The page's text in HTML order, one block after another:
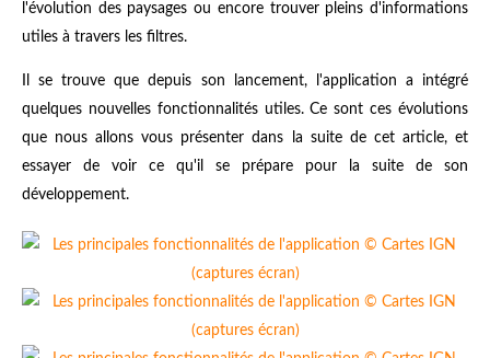
l'évolution des paysages ou encore trouver pleins d'informations
utiles à travers les filtres.
Il se trouve que depuis son lancement, l'application a intégré
quelques nouvelles fonctionnalités utiles. Ce sont ces évolutions
que nous allons vous présenter dans la suite de cet article, et
essayer de voir ce qu'il se prépare pour la suite de son
développement.